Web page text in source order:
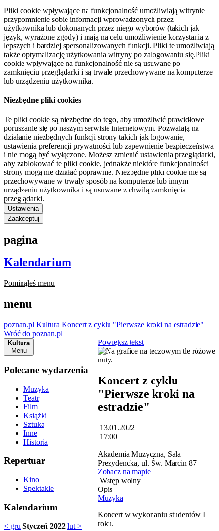
Pliki cookie wpływające na funkcjonalność umożliwiają witrynie
przypomnienie sobie informacji wprowadzonych przez
użytkownika lub dokonanych przez niego wyborów (takich jak
język, wyrażone zgody) i mają na celu umożliwienie korzystania z
lepszych i bardziej spersonalizowanych funkcji. Pliki te umożliwiają
także optymalizację użytkowania witryny po zalogowaniu się.Pliki
cookie wpływające na funkcjonalność nie są usuwane po
zamknięciu przeglądarki i są trwale przechowywane na komputerze
lub urządzeniu użytkownika.
Niezbędne pliki cookies
Te pliki cookie są niezbędne do tego, aby umożliwić prawidłowe
poruszanie się po naszym serwisie internetowym. Pozwalają na
działanie niezbędnych funkcji strony takich jak logowanie,
ustawienia preferencji prywatności lub zapewnienie bezpieczeństwa
i nie mogą być wyłączone. Możesz zmienić ustawienia przeglądarki,
aby zablokować te pliki cookie, jednakże niektóre funkcjonalności
strony mogą nie działać poprawnie. Niezbędne pliki cookie nie są
przechowywane w trwały sposób na komputerze lub innym
urządzeniu użytkownika i są usuwane z chwilą zamknięcia
przeglądarki.
Ustawienia
Zaakceptuj
pagina
Kalendarium
Pominąłeś menu
menu
poznan.pl Kultura Koncert z cyklu "Pierwsze kroki na estradzie"
Wróć do poznan.pl
Kultura
Menu
Polecane wydarzenia
Muzyka
Teatr
Film
Książki
Sztuka
Inne
Historia
Repertuar
Kino
Spektakle
Kalendarium
< gru Styczeń 2022 lut >
Powiększ tekst
Koncert z cyklu
"Pierwsze kroki na
estradzie"
13.01.2022
17:00
Akademia Muzyczna, Sala
Prezydencka, ul. Św. Marcin 87
Zobacz na mapie
Wstęp wolny
Opis
Muzyka
Koncert w wykonaniu studentów I
roku.